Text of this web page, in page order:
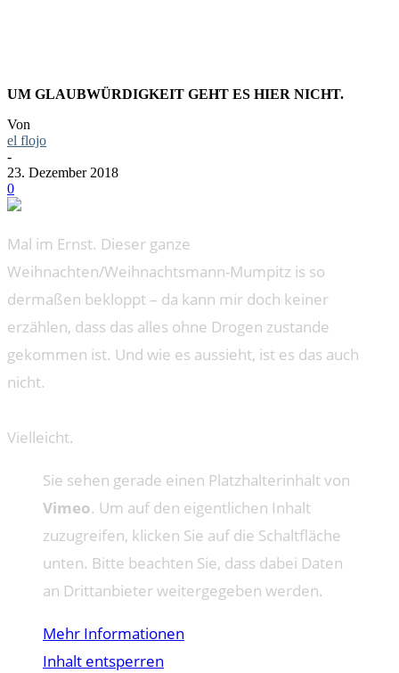
UM GLAUBWÜRDIGKEIT GEHT ES HIER NICHT.
Von
el flojo
-
23. Dezember 2018
0
Mal im Ernst. Dieser ganze
Weihnachten/Weihnachtsmann-Mumpitz is so
dermaßen bekloppt – da kann mir doch keiner
erzählen, dass das alles ohne Drogen zustande
gekommen ist. Und wie es aussieht, ist es das auch
nicht.
Vielleicht.
Sie sehen gerade einen Platzhalterinhalt von
Vimeo. Um auf den eigentlichen Inhalt
zuzugreifen, klicken Sie auf die Schaltfläche
unten. Bitte beachten Sie, dass dabei Daten
an Drittanbieter weitergegeben werden.
Mehr Informationen
Inhalt entsperren